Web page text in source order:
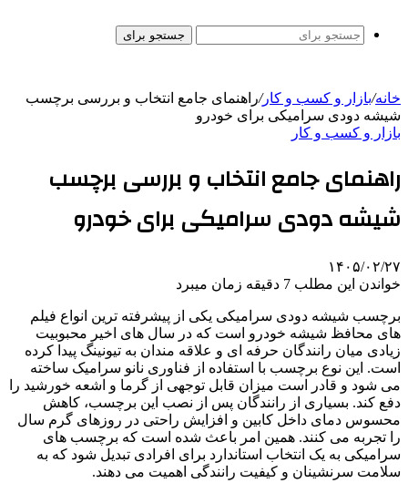
جستجو برای
خانه/بازار و کسب و کار/راهنمای جامع انتخاب و بررسی برچسب
شیشه دودی سرامیکی برای خودرو
بازار و کسب و کار
راهنمای جامع انتخاب و بررسی برچسب
شیشه دودی سرامیکی برای خودرو
۱۴۰۵/۰۲/۲۷
خواندن این مطلب 7 دقیقه زمان میبرد
برچسب شیشه دودی سرامیکی یکی از پیشرفته ترین انواع فیلم
های محافظ شیشه خودرو است که در سال های اخیر محبوبیت
زیادی میان رانندگان حرفه ای و علاقه مندان به تیونینگ پیدا کرده
است. این نوع برچسب با استفاده از فناوری نانو سرامیک ساخته
می شود و قادر است میزان قابل توجهی از گرما و اشعه خورشید را
دفع کند. بسیاری از رانندگان پس از نصب این برچسب، کاهش
محسوس دمای داخل کابین و افزایش راحتی در روزهای گرم سال
را تجربه می کنند. همین امر باعث شده است که برچسب های
سرامیکی به یک انتخاب استاندارد برای افرادی تبدیل شود که به
سلامت سرنشینان و کیفیت رانندگی اهمیت می دهند.